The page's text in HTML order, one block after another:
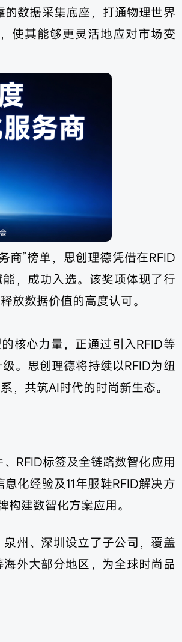
数据采集底座，打通物理世界
使其能够更灵活地应对市场变
商”榜单，思创理德凭借在RFID
，成功入选。该奖项体现了行
放数据价值的高度认可。
核心力量，正通过引入RFID等
。思创理德将持续以RFID为纽
，共筑AI时代的时尚新生态。
RFID标签及全链路数智化应用
化经验及11年服鞋RFID解决方
建数智化方案应用。
州、深圳设立了子公司，覆盖
外大部分地区，为全球时尚品